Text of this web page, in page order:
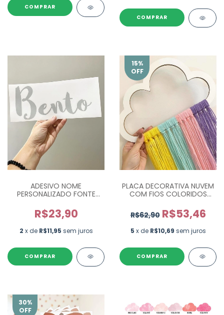
COMPRAR
ADESIVO NOME
PERSONALIZADO FONTE
R$23,90
2 x de R$11,95 sem juros
15%
OFF
PLACA DECORATIVA NUVEM
COM FIOS COLORIDOS
R$62,90 R$53,46
5 x de R$10,69 sem juros
COMPRAR
30%
OFF